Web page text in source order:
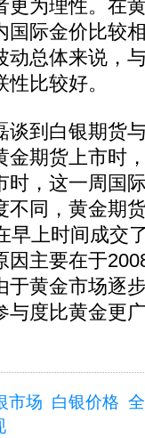
为理性。在
国际金价比较
总体来说，
比较好。
到白银期货
期货上市时
，这一周国
不同，黄金期
早上时间成交
主要在于
于黄金市场逐
度比黄金更
市场 白银价格